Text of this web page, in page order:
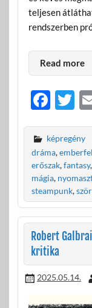
teljesen
rendszerben
Read more
F
e
b
o
o
k
T
er
képregény
dráma,
erőszak,fantasy,
mágia,
steampunk,
Robert
kritika
2025.05.14.